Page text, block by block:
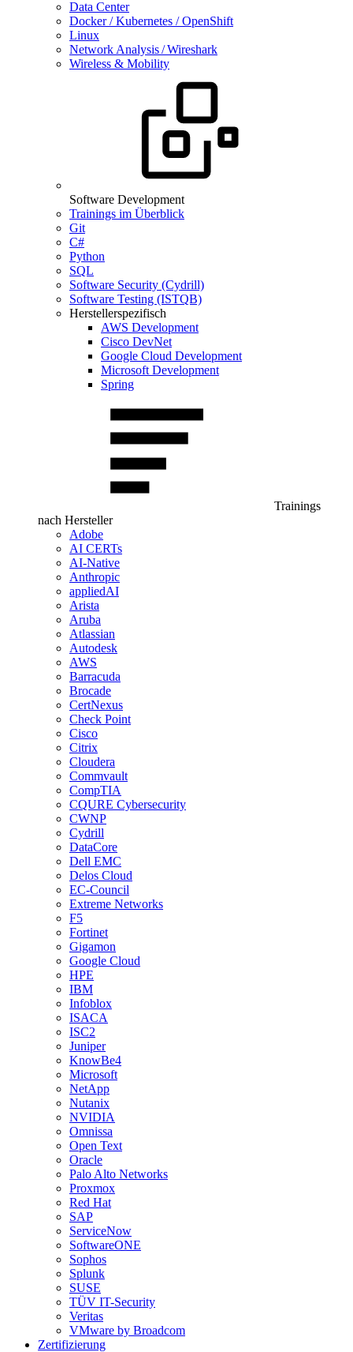
Data Center
Docker / Kubernetes / OpenShift
Linux
Network Analysis / Wireshark
Wireless & Mobility
Software Development
Trainings im Überblick
Git
C#
Python
SQL
Software Security (Cydrill)
Software Testing (ISTQB)
Herstellerspezifisch
AWS Development
Cisco DevNet
Google Cloud Development
Microsoft Development
Spring
Trainings
nach Hersteller
Adobe
AI CERTs
AI-Native
Anthropic
appliedAI
Arista
Aruba
Atlassian
Autodesk
AWS
Barracuda
Brocade
CertNexus
Check Point
Cisco
Citrix
Cloudera
Commvault
CompTIA
CQURE Cybersecurity
CWNP
Cydrill
DataCore
Dell EMC
Delos Cloud
EC-Council
Extreme Networks
F5
Fortinet
Gigamon
Google Cloud
HPE
IBM
Infoblox
ISACA
ISC2
Juniper
KnowBe4
Microsoft
NetApp
Nutanix
NVIDIA
Omnissa
Open Text
Oracle
Palo Alto Networks
Proxmox
Red Hat
SAP
ServiceNow
SoftwareONE
Sophos
Splunk
SUSE
TÜV IT-Security
Veritas
VMware by Broadcom
Zertifizierung